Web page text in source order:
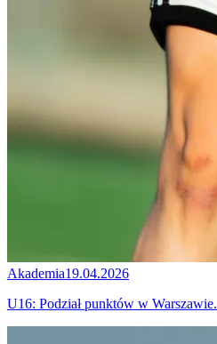
Akademia19.04.2026
U16: Podział punktów w